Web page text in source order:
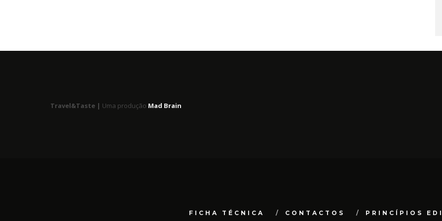
Travel&Taste | Uma produção Mad Brain
FICHA TÉCNICA CONTACTOS PRINCÍPIOS